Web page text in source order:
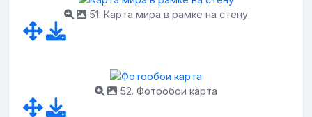
51. Карта мира в рамке на стену
52. Фотообои карта